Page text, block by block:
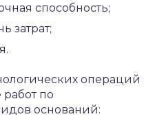
способность;
затрат;
операций
по
оснований: